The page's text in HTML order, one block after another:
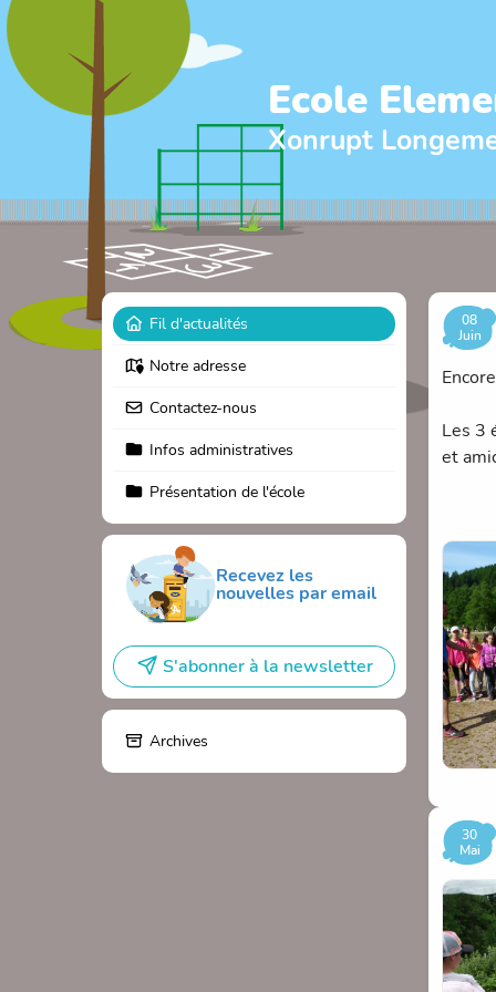
Ecole
Xonrupt
Fil d'actualités
Notre adresse
Contactez-nous
Infos administratives
Présentation de l'école
Recevez les
nouvelles par email
S'abonner à la newsletter
Archives
08
Juin
Les 3
et
8
Merci
belle
30
Mai